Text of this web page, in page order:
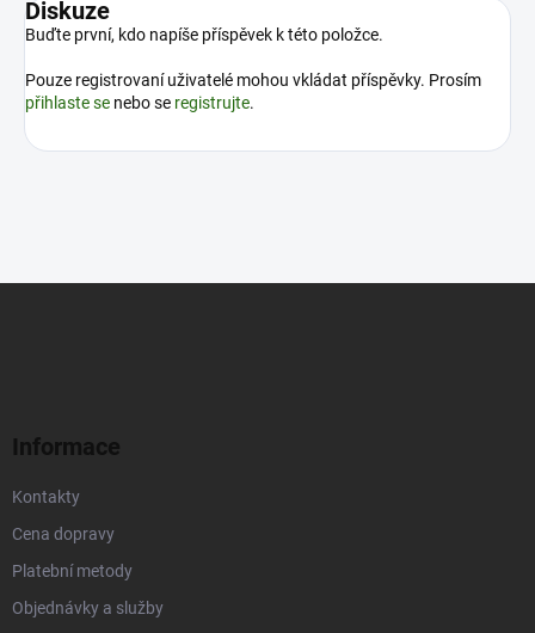
Diskuze
Buďte první, kdo napíše příspěvek k této položce.
Pouze registrovaní uživatelé mohou vkládat příspěvky. Prosím
přihlaste se nebo se registrujte.
Informace
Kontakty
Cena dopravy
Platební metody
Objednávky a služby